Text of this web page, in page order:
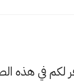
لكم في هذه